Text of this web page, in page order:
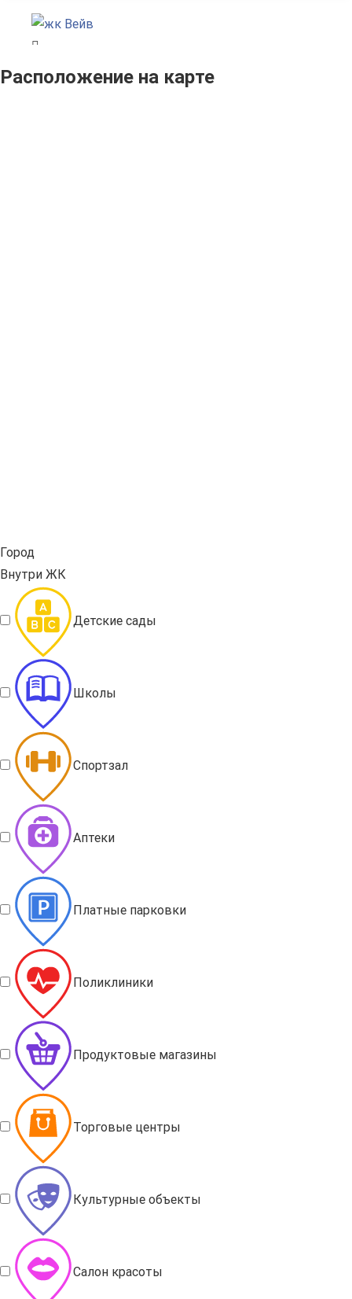
Расположение на карте
Город
Внутри ЖК
Детские сады
Школы
Спортзал
Аптеки
Платные парковки
Поликлиники
Продуктовые магазины
Торговые центры
Культурные объекты
Салон красоты